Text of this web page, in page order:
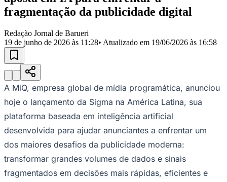
AldeiaAldeia da Serra Aldeia de BarueriAlphavilleBairro
JubranBelvalBethaville Boa
RegiãoCotiaCruz PretaEngenho Novo
MilitarItapeviJandira Jardim AudirJardim BelvalJardim
EsperançaJardim Graziela
JulioJardim Líbano
MutingaJardim Paraíso
LuísJardim São PedroJardim São SilvestreJardim SilveiraJardim
Tupã Jardim TupanciMutingaNova AldeinhaOsascoParque dos
Camargos
Parque Imperial Parque Santa Luzia Parque Viana
do Bom Jesus Recanto PhrynéaSantana de
ParnaíbaSilveira TamboréVale do SolVila Barros Vila Boa VistaVila
do Conde
Vila Engenho Novo Vila Márcia
Vila Nossa Sra. da
EscadaVila PortoVotupoca
Para Sua Empresa
Anuncie no Portal
fragmentação da publicidade digital
Redação Jornal de Barueri
19 de junho de 2026 às 11:28• Atualizado em 19/06/2026 às 16:58
A MiQ, empresa global de mídia programática, anunciou
hoje o lançamento da Sigma na América Latina, sua
plataforma baseada em inteligência artificial
desenvolvida para ajudar anunciantes a enfrentar um
dos maiores desafios da publicidade moderna:
transformar grandes volumes de dados e sinais
fragmentados em decisões mais rápidas, eficientes e